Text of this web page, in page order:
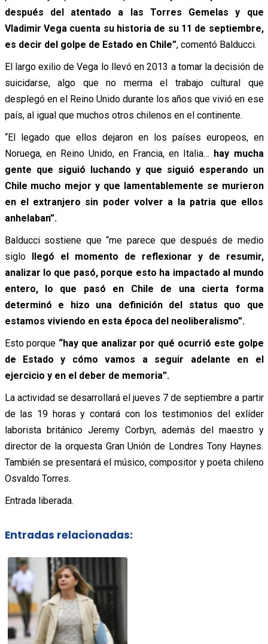
después del atentado a las Torres Gemelas y que
Vladimir Vega cuenta su historia de su 11 de septiembre,
es decir del golpe de Estado en Chile”, comentó Balducci.
El largo exilio de Vega lo llevó en 2013 a tomar la decisión de
suicidarse, algo que no merma el trabajo cultural que
desplegó en el Reino Unido durante los años que vivió en ese
país, al igual que muchos otros chilenos en el continente.
“El legado que ellos dejaron en los países europeos, en
Noruega, en Reino Unido, en Francia, en Italia… hay mucha
gente que siguió luchando y que siguió esperando un
Chile mucho mejor y que lamentablemente se murieron
en el extranjero sin poder volver a la patria que ellos
anhelaban”.
Balducci sostiene que “me parece que después de medio
siglo llegó el momento de reflexionar y de resumir,
analizar lo que pasó, porque esto ha impactado al mundo
entero, lo que pasó en Chile de una cierta forma
determinó e hizo una definición del status quo que
estamos viviendo en esta época del neoliberalismo”.
Esto porque “hay que analizar por qué ocurrió este golpe
de Estado y cómo vamos a seguir adelante en el
ejercicio y en el deber de memoria”.
La actividad se desarrollará el jueves 7 de septiembre a partir
de las 19 horas y contará con los testimonios del exlíder
laborista británico Jeremy Corbyn, además del maestro y
director de la orquesta Gran Unión de Londres Tony Haynes.
También se presentará el músico, compositor y poeta chileno
Osvaldo Torres.
Entrada liberada.
Entradas relacionadas: